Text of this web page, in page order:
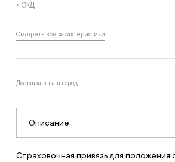
• СКД
Смотреть все характеристики
Доставка в ваш город
Описание
Страховочная привязь для положения